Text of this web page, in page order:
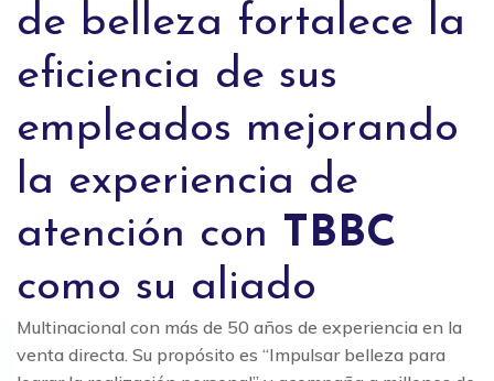
de belleza fortalece la
eficiencia de sus
empleados mejorando
la experiencia de
atención con TBBC
como su aliado
Multinacional con más de 50 años de experiencia en la
venta directa. Su propósito es “Impulsar belleza para